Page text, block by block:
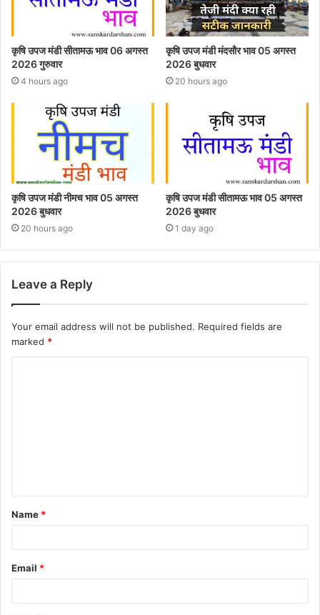
कृषि उपज मंडी सीतामऊ भाव 06 अगस्त
2026 गुरुवार
4 hours ago
कृषि उपज मंडी मंदसौर भाव 05 अगस्त
2026 बुधवार
20 hours ago
कृषि उपज मंडी नीमच भाव 05 अगस्त
2026 बुधवार
20 hours ago
कृषि उपज मंडी सीतामऊ भाव 05 अगस्त
2026 बुधवार
1 day ago
Leave a Reply
Your email address will not be published. Required fields are
marked *
Name *
Email *